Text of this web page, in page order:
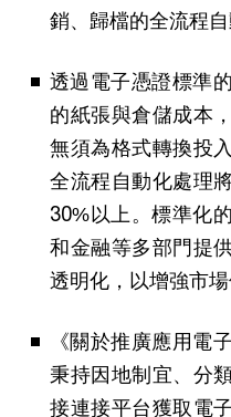
銷、歸檔的全流程自
透過電子憑證標準
的紙張與倉儲成本
無須為格式轉換投
全流程自動化處理
30%以上。標準化
和金融等多部門提
透明化，以增強市場
《關於推廣應用電
秉持因地制宜、分
接連接平台獲取電